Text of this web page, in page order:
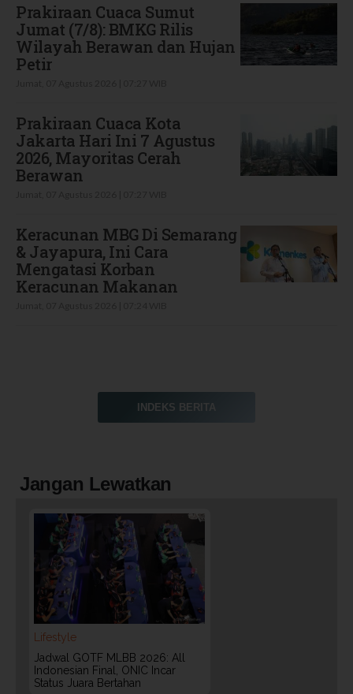
Prakiraan Cuaca Sumut
Jumat (7/8): BMKG Rilis
Wilayah Berawan dan Hujan
Petir
Prakiraan Cuaca Kota
Jakarta Hari Ini 7 Agustus
2026, Mayoritas Cerah
Berawan
Keracunan MBG Di Semarang
& Jayapura, Ini Cara
Mengatasi Korban
Keracunan Makanan
INDEKS BERITA
Jangan Lewatkan
Lifestyle
Jadwal GOTF MLBB 2026: All
Indonesian Final, ONIC Incar
Status Juara Bertahan